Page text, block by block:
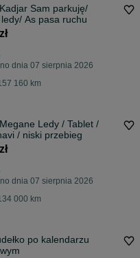
Sam parkuję/
As pasa ruchu
dnia 07 sierpnia 2026
160 km
Ledy / Tablet /
/ niski przebieg
dnia 07 sierpnia 2026
000 km
po kalendarzu